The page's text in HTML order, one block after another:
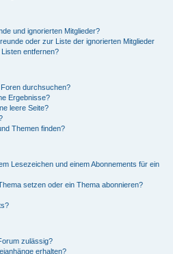
und ignorierten Mitglieder?
oder zur Liste der ignorierten Mitglieder
entfernen?
durchsuchen?
Ergebnisse?
leere Seite?
Themen finden?
Lesezeichen und einem Abonnements für ein
setzen oder ein Thema abonnieren?
zulässig?
erhalten?